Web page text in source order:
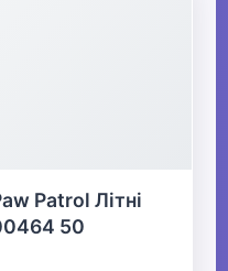
Patrol Літні
50